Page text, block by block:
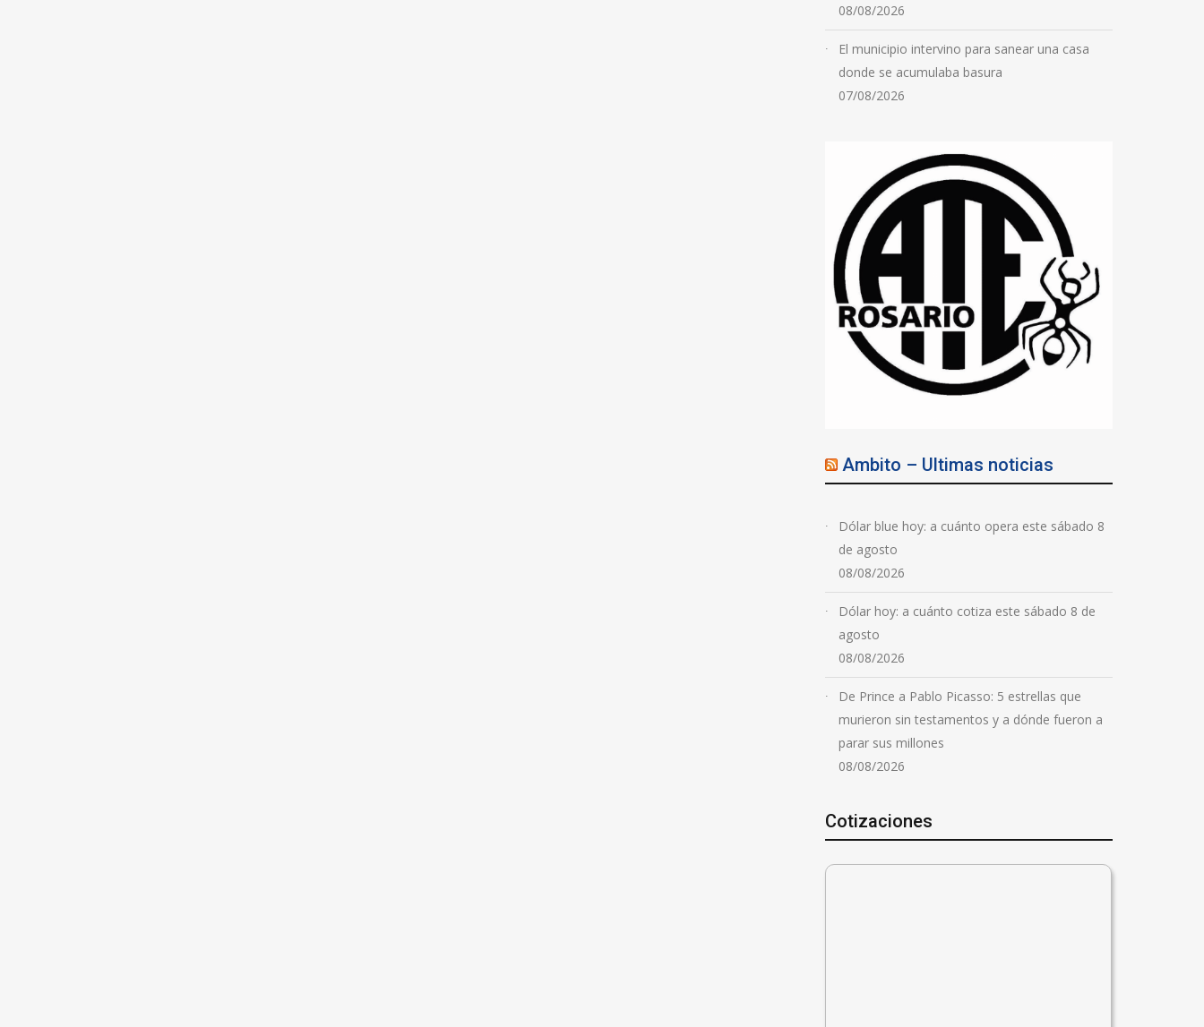
08/08/2026
El municipio intervino para sanear una casa
donde se acumulaba basura
07/08/2026
Ambito – Ultimas noticias
Dólar blue hoy: a cuánto opera este sábado 8
de agosto
08/08/2026
Dólar hoy: a cuánto cotiza este sábado 8 de
agosto
08/08/2026
De Prince a Pablo Picasso: 5 estrellas que
murieron sin testamentos y a dónde fueron a
parar sus millones
08/08/2026
Cotizaciones